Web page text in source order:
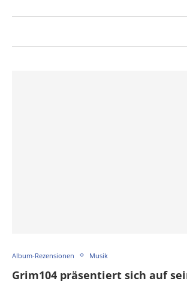
Album-Rezensionen Musik
Grim104 präsentiert sich auf